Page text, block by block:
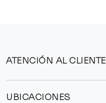
ATENCIÓN AL CLIENTE
UBICACIONES